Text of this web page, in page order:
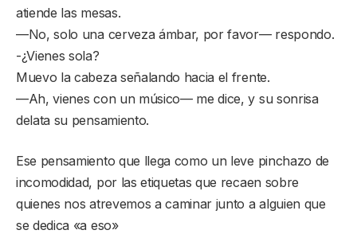
atiende las mesas.
—No, solo una cerveza ámbar, por favor— respondo.
-¿Vienes sola?
Muevo la cabeza señalando hacia el frente.
—Ah, vienes con un músico— me dice, y su sonrisa
delata su pensamiento.
Ese pensamiento que llega como un leve pinchazo de
incomodidad, por las etiquetas que recaen sobre
quienes nos atrevemos a caminar junto a alguien que
se dedica «a eso»